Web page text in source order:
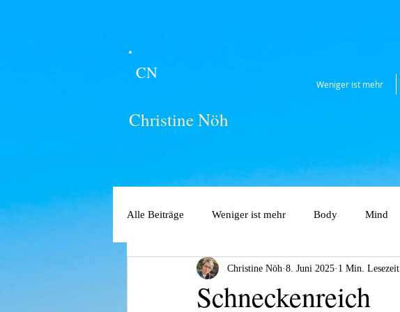
Weniger ist mehr
CN
Christine Nöh
Alle Beiträge Weniger ist mehr Body Mind
Schneckenreich
Christine Nöh 8. Juni 2025 1 Min. Lesezeit